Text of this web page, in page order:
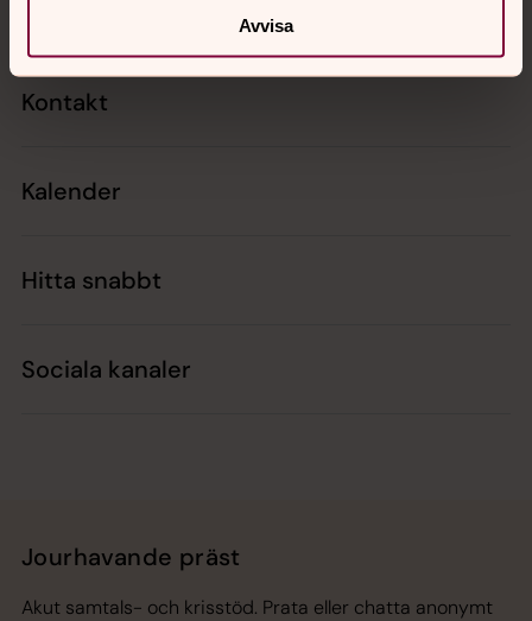
Avvisa
Kontakt
Kalender
Hitta snabbt
Sociala kanaler
Jourhavande präst
Akut samtals- och krisstöd. Prata eller chatta anonymt